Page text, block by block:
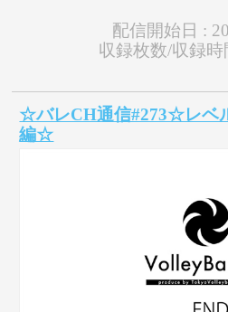
配信開始日 :
収録枚数/収録時
☆バレCH通信#273☆レベ
編☆